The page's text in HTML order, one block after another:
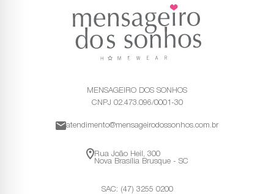
MENSAGEIRO DOS SONHOS
CNPJ 02.473.096/0001-30
atendimento@mensageirodossonhos.com.br
Rua João Heil, 300
Nova Brasília Brusque - SC
SAC: (47) 3255 0200